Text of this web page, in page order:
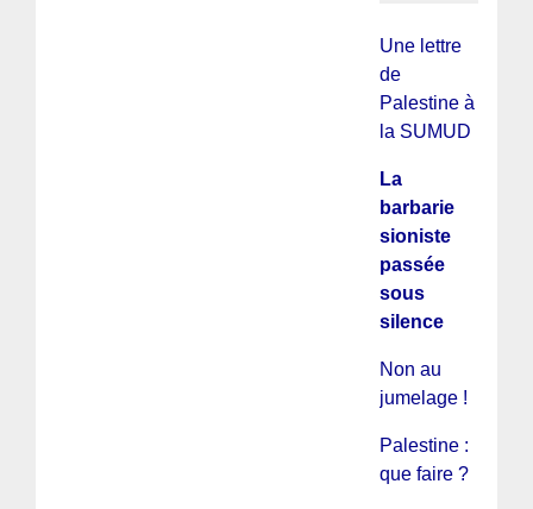
Une lettre
de
Palestine à
la SUMUD
La
barbarie
sioniste
passée
sous
silence
Non au
jumelage !
Palestine :
que faire ?